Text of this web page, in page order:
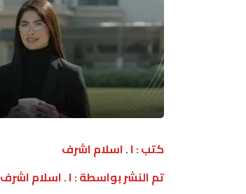
كتب : ا . اسلام اشرف
تم النشر بواسطة : ا . اسلام اشرف